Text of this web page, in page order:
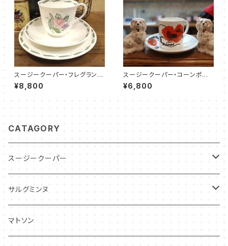
スージークーパー・フレグラン
ス・トリオ（SCFR1603）
¥8,800
スージークーパー・コーンポピ
ー・カップ＆ソーサー（SCCP01
08）
¥6,800
CATAGORY
スージークーパー
パトリシアローズ
ドレスデンスプレイ
サルグミンヌ
ニーナローサ
マトソン